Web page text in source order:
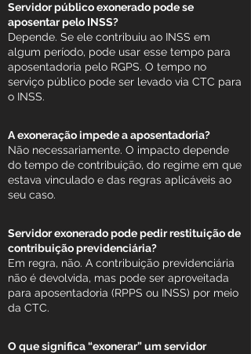
Servidor público exonerado pode se
aposentar pelo INSS?
Depende. Se ele contribuiu ao INSS em
algum período, pode usar esse tempo para
aposentadoria pelo RGPS. O tempo no
serviço público pode ser levado via CTC para
o INSS.
A exoneração impede a aposentadoria?
Não necessariamente. O impacto depende
do tempo de contribuição, do regime em que
estava vinculado e das regras aplicáveis ao
seu caso.
Servidor exonerado pode pedir restituição de
contribuição previdenciária?
Em regra, não. A contribuição previdenciária
não é devolvida, mas pode ser aproveitada
para aposentadoria (RPPS ou INSS) por meio
da CTC.
O que significa “exonerar” um servidor